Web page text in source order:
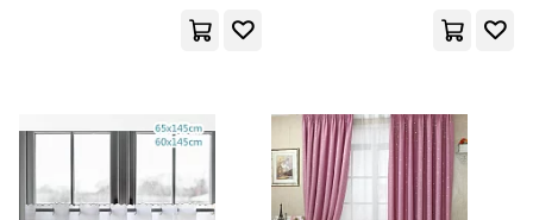
上海書畫出版社(24)
朱耀輝(24) 東條仁(24)
北方婦女兒童出版社(174)
中國計量出版社(173)